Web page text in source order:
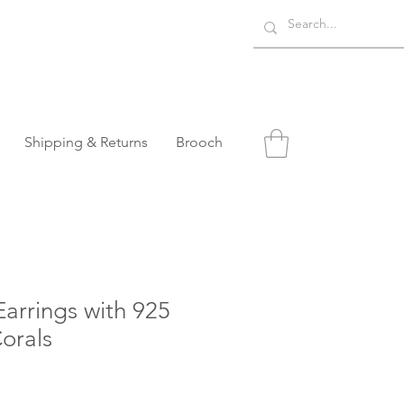
Shipping & Returns Brooch
with 925